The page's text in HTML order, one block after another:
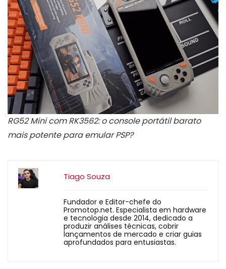
RG52 Mini com RK3562: o console portátil barato
mais potente para emular PSP?
Tiago Souza
Fundador e Editor-chefe do
Promotop.net. Especialista em hardware
e tecnologia desde 2014, dedicado a
produzir análises técnicas, cobrir
lançamentos de mercado e criar guias
aprofundados para entusiastas.